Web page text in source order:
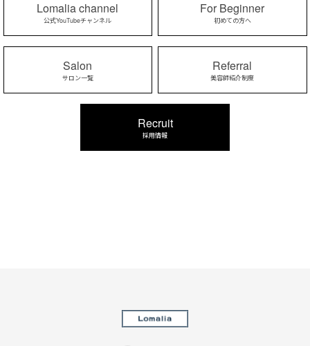
Lomalia channel
公式YouTubeチャンネル
For Beginner
初めての方へ
Salon
サロン一覧
Referral
美容師紹介制度
Recruit
採用情報